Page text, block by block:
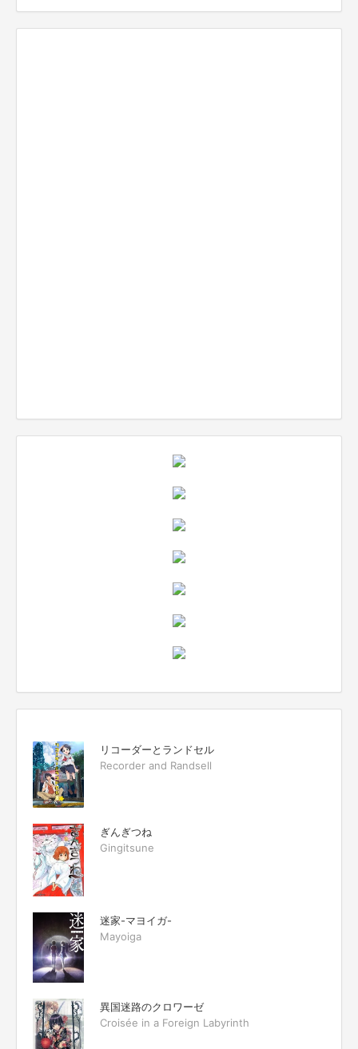
リコーダーとランドセル
Recorder and Randsell
ぎんぎつね
Gingitsune
迷家-マヨイガ-
Mayoiga
異国迷路のクロワーゼ
Croisée in a Foreign Labyrinth